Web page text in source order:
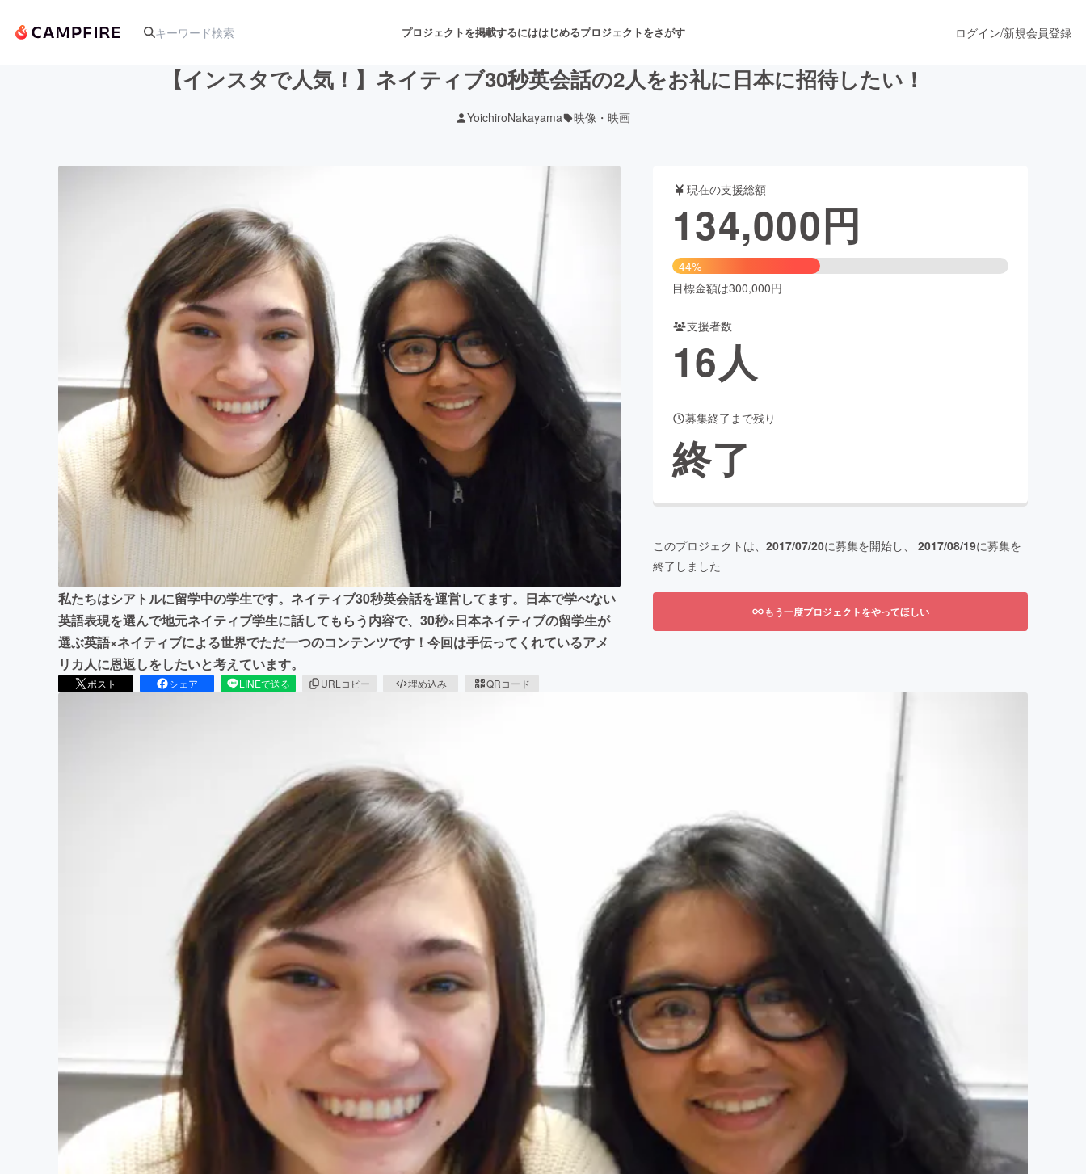
プロジェクトを掲載するにははじめるプロジェクトをさがす
舞台・パフォーマンス
テクノロジー・ガジェット ゲーム・サービス開発 ファッション
映像・映画 書籍・雑誌出版
ビジネス・起業 チャレンジ ビューティー・ヘルスケア
まちづくり・地域活性化
CAMPFIRE for Social Good
CAMPFIRE Creation
CAMPFIREふるさと納税
machi-yaコミュニティ
ログイン/新規会員登録
【インスタで人気！】ネイティブ30秒英会話の2人をお礼に日本に招待したい！
YoichiroNakayama 映像・映画
私たちはシアトルに留学中の学生です。ネイティブ30秒英会話を運営してます。日本で学べない
英語表現を選んで地元ネイティブ学生に話してもらう内容で、30秒×日本ネイティブの留学生が
選ぶ英語×ネイティブによる世界でただ一つのコンテンツです！今回は手伝ってくれているアメ
リカ人に恩返しをしたいと考えています。
ポスト シェア LINEで送る URLコピー 埋め込み QRコード
現在の支援総額
134,000円
44%
目標金額は300,000円
支援者数
16人
募集終了まで残り
終了
このプロジェクトは、 2017/07/20に募集を開始し、 2017/08/19に募集を
終了しました
もう一度プロジェクトをやってほしい